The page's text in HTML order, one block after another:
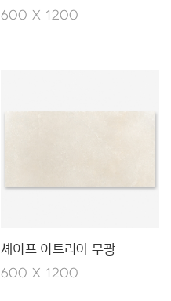
600 X 1200
셰이프 이트리아 무광
600 X 1200